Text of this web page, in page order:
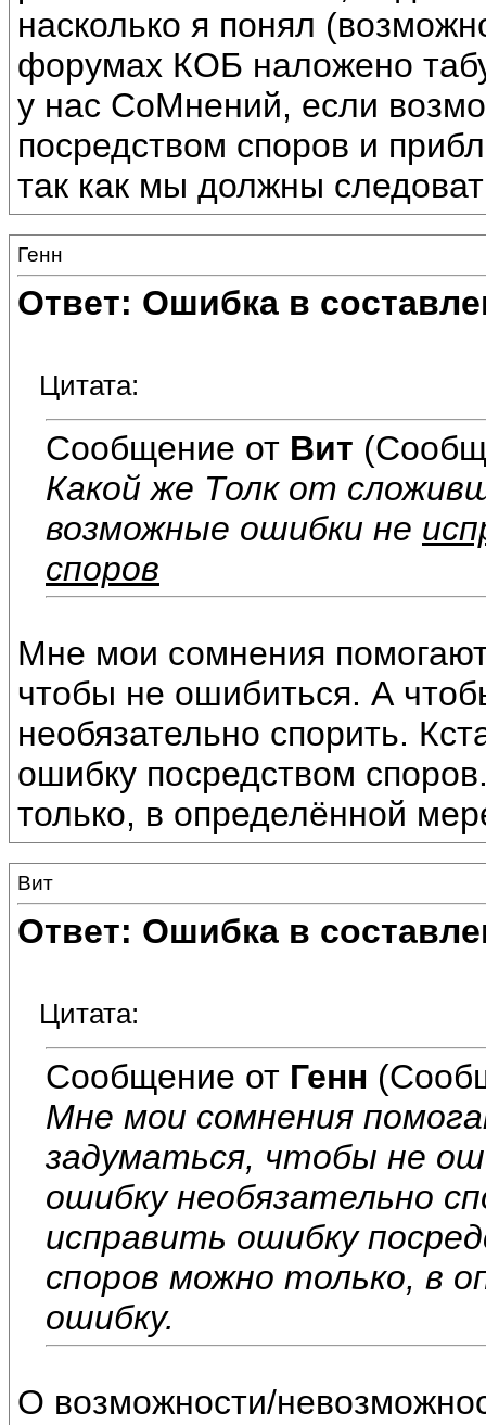
насколько я понял
форумах КОБ наложено
у нас СоМнений, если
посредством споров и
так как мы должны
Генн
Ответ: Ошибка в
Цитата:
Сообщение от Вит
Какой же Толк от
возможные ошибки не
споров
Мне мои сомнения
чтобы не ошибиться. А
необязательно спорить.
ошибку посредством
только, в определённой
Вит
Ответ: Ошибка в
Цитата:
Сообщение от Генн
Мне мои сомнения
задуматься, чтобы не
ошибку необязательно
исправить ошибку
споров можно только, в
ошибку.
О возможности/